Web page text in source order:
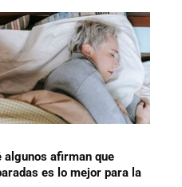
algunos afirman que
es lo mejor para la